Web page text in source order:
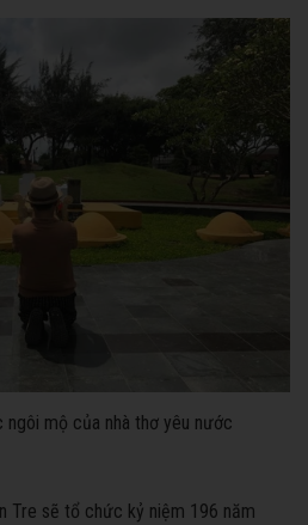
mộ của nhà thơ yêu nước
Tre sẽ tổ chức kỷ niệm 196 năm